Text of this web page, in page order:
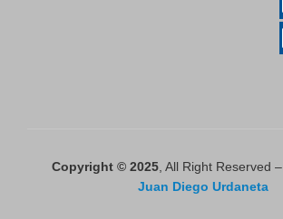
Copyright © 2025, All Right Reserved –
Juan Diego Urdaneta